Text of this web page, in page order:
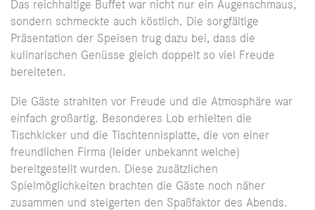
Das reichhaltige Buffet war nicht nur ein Augenschmaus,
sondern schmeckte auch köstlich. Die sorgfältige
Präsentation der Speisen trug dazu bei, dass die
kulinarischen Genüsse gleich doppelt so viel Freude
bereiteten.
Die Gäste strahlten vor Freude und die Atmosphäre war
einfach großartig. Besonderes Lob erhielten die
Tischkicker und die Tischtennisplatte, die von einer
freundlichen Firma (leider unbekannt welche)
bereitgestellt wurden. Diese zusätzlichen
Spielmöglichkeiten brachten die Gäste noch näher
zusammen und steigerten den Spaßfaktor des Abends.